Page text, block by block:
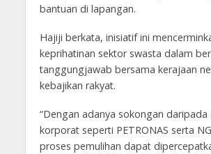
bantuan di lapangan.
Hajiji berkata, inisiatif ini
keprihatinan sektor swasta dalam
tanggungjawab bersama kerajaan
kebajikan rakyat.
“Dengan adanya sokongan daripada
korporat seperti PETRONAS serta
proses pemulihan dapat